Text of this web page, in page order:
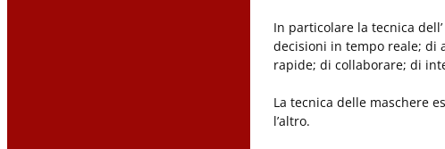
In particolare la tecnica
decisioni in tempo reale; di
rapide; di collaborare; di
La tecnica delle maschere
l’altro.